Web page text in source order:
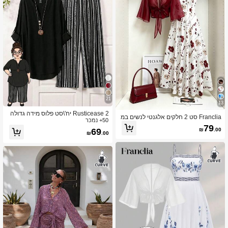
13
Franclia סט 2 חלקים אלגנטי לנשים במ
ידות גדולות, אופנת קיץ, שמלה וז'קט שיפ
ון פרחוניים עדינים
₪79.00
21
Rusticease 2 יח'\סט פלוס מידה גדולה
רוולים קצרים ומכנסיים הדפסה על כל קצ
ה התלבושת לחופשות פנאי, לקיץ
50+ נמכר
₪69.00